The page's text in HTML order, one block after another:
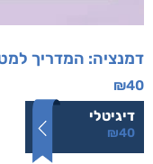
דמנציה: המדריך
₪40
דיגיטלי
₪40